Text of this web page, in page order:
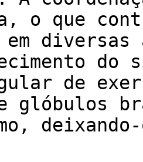
o que
em
do
de
glóbulos